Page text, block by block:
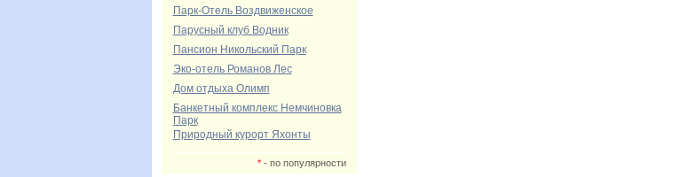
Парк-Отель Воздвиженское
Парусный клуб Водник
Пансион Никольский Парк
Эко-отель Романов Лес
Дом отдыха Олимп
Банкетный комплекс Немчиновка
Парк
Природный курорт Яхонты
*- по популярности